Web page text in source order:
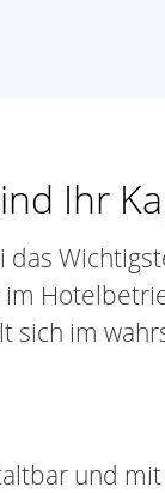
Ihr
das
sich im
und